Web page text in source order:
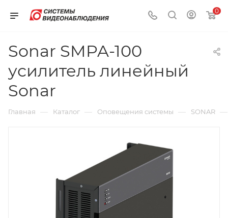
0
Sonar SMPA-100
усилитель линейный
Sonar
Главная — Каталог — Оповещения системы — SONAR —